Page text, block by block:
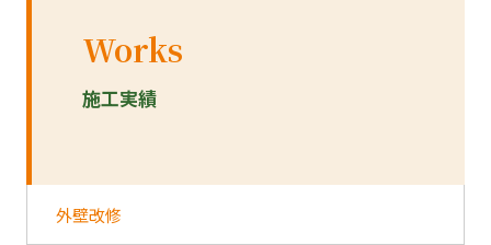
Works
施工実績
外壁改修